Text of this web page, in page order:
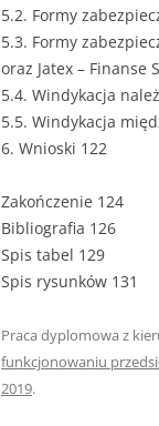
5.2. Formy
5.3. Formy
oraz Jatex – Finanse
5.4. Windykacja
5.5. Windykacja
6. Wnioski 122
Zakończenie 124
Bibliografia 126
Spis tabel 129
Spis rysunków 131
Praca dyplomowa z
funkcjonowaniu
2019.